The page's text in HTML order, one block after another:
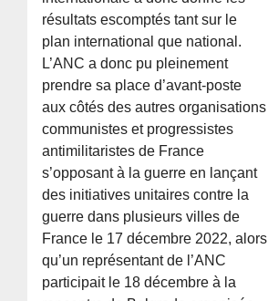
résultats escomptés tant sur le
plan international que national.
L’ANC a donc pu pleinement
prendre sa place d’avant-poste
aux côtés des autres organisations
communistes et progressistes
antimilitaristes de France
s’opposant à la guerre en lançant
des initiatives unitaires contre la
guerre dans plusieurs villes de
France le 17 décembre 2022, alors
qu’un représentant de l’ANC
participait le 18 décembre à la